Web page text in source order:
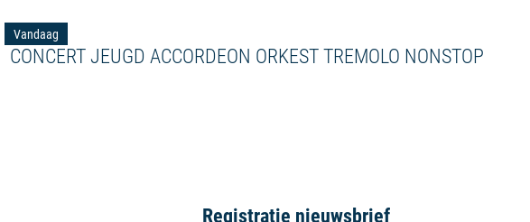
Vandaag
CONCERT JEUGD ACCORDEON ORKEST TREMOLO NONSTOP
Registratie nieuwsbrief